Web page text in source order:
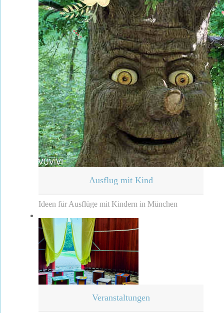
Ausflug mit Kind
Ideen für Ausflüge mit Kindern in München
Veranstaltungen